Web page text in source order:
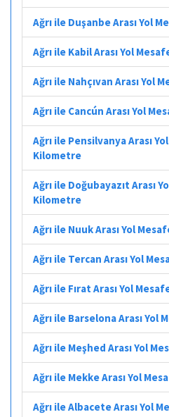
Ağrı ile Duşanbe Arası Yol
Ağrı ile Kabil Arası Yol
Ağrı ile Nahçıvan Arası Yol
Ağrı ile Cancún Arası Yol
Ağrı ile Pensilvanya Arası
Kilometre
Ağrı ile Doğubayazıt Arası
Kilometre
Ağrı ile Nuuk Arası Yol
Ağrı ile Tercan Arası Yol
Ağrı ile Fırat Arası Yol
Ağrı ile Barselona Arası Yol
Ağrı ile Meşhed Arası Yol
Ağrı ile Mekke Arası Yol
Ağrı ile Albacete Arası Yol